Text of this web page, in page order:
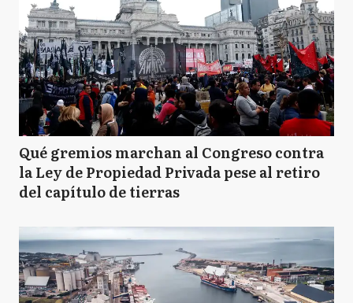
Qué gremios marchan al Congreso contra
la Ley de Propiedad Privada pese al retiro
del capítulo de tierras